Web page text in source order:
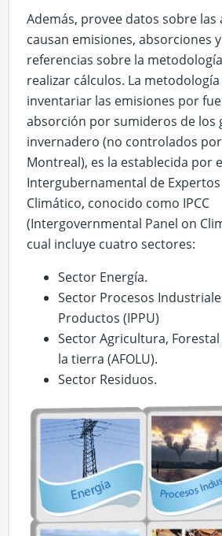
Además, provee datos sobre las
causan emisiones, absorciones
referencias sobre la
realizar cálculos. La
inventariar las emisiones por
absorción por sumideros de los
invernadero (no controlados
Montreal), es la establecida por
Intergubernamental de
Climático, conocido como IPCC
(Intergovernmental Panel on
cual incluye cuatro sectores:
Sector Energía.
Sector Procesos
Productos (IPPU)
Sector Agricultura,
la tierra (AFOLU).
Sector Residuos.